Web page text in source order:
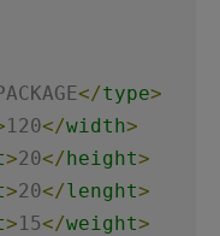
</type>
120</width>
>20</height>
>20</lenght>
>15</weight>